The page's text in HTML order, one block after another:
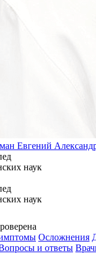
Евгений
наук
наук
Осложнения
и ответы